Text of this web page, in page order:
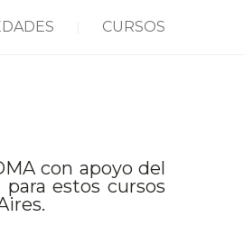
CURSOS
con apoyo del
estos cursos